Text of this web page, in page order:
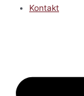
Kontakt